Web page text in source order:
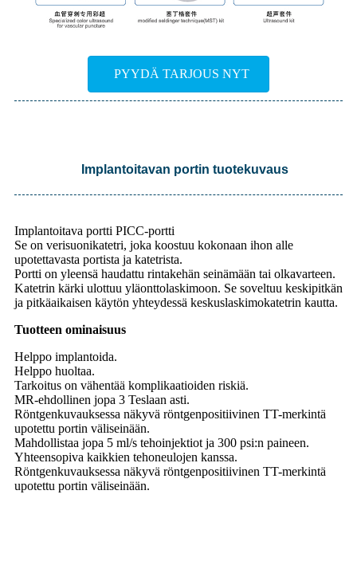
PYYDÄ TARJOUS NYT
Implantoitavan portin tuotekuvaus
Implantoitava portti PICC-portti
Se on verisuonikatetri, joka koostuu kokonaan ihon alle
upotettavasta portista ja katetrista.
Portti on yleensä haudattu rintakehän seinämään tai olkavarteen.
Katetrin kärki ulottuu yläonttolaskimoon. Se soveltuu keskipitkän
ja pitkäaikaisen käytön yhteydessä keskuslaskimokatetrin kautta.
Tuotteen ominaisuus
Helppo implantoida.
Helppo huoltaa.
Tarkoitus on vähentää komplikaatioiden riskiä.
MR-ehdollinen jopa 3 Teslaan asti.
Röntgenkuvauksessa näkyvä röntgenpositiivinen TT-merkintä
upotettu portin väliseinään.
Mahdollistaa jopa 5 ml/s tehoinjektiot ja 300 psi:n paineen.
Yhteensopiva kaikkien tehoneulojen kanssa.
Röntgenkuvauksessa näkyvä röntgenpositiivinen TT-merkintä
upotettu portin väliseinään.